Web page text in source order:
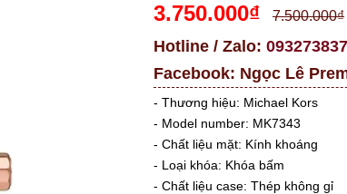
3.750.000₫ 7.500.000₫
Hotline / Zalo:
Facebook: Ngọc Lê
- Thương hiệu: Michael Kors
- Model number: MK7343
- Chất liệu mặt: Kính khoáng
- Loại khóa: Khóa bấm
- Chất liệu case: Thép không gỉ